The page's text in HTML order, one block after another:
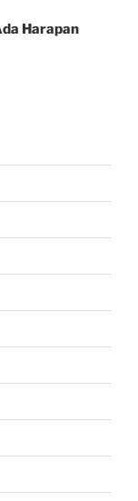
Harapan